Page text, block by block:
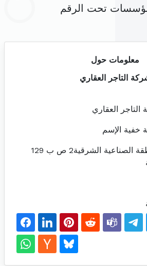
تحت الرقم
معلومات حول
التاجر العقاري
التاجر العقاري
خفية الإسم
المنطقة الصناعية الشرقية2 ص ب 129